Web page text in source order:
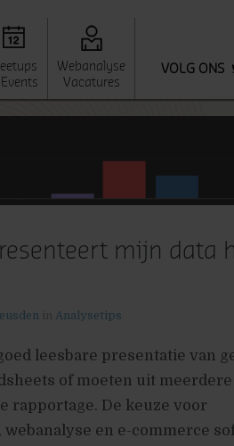
Webanalyse
Vacatures
VOLG ONS
mijn data
in Analysetips
leesbare presentatie van
of moeten uit
rapportage. De keuze voor
en e-commerce